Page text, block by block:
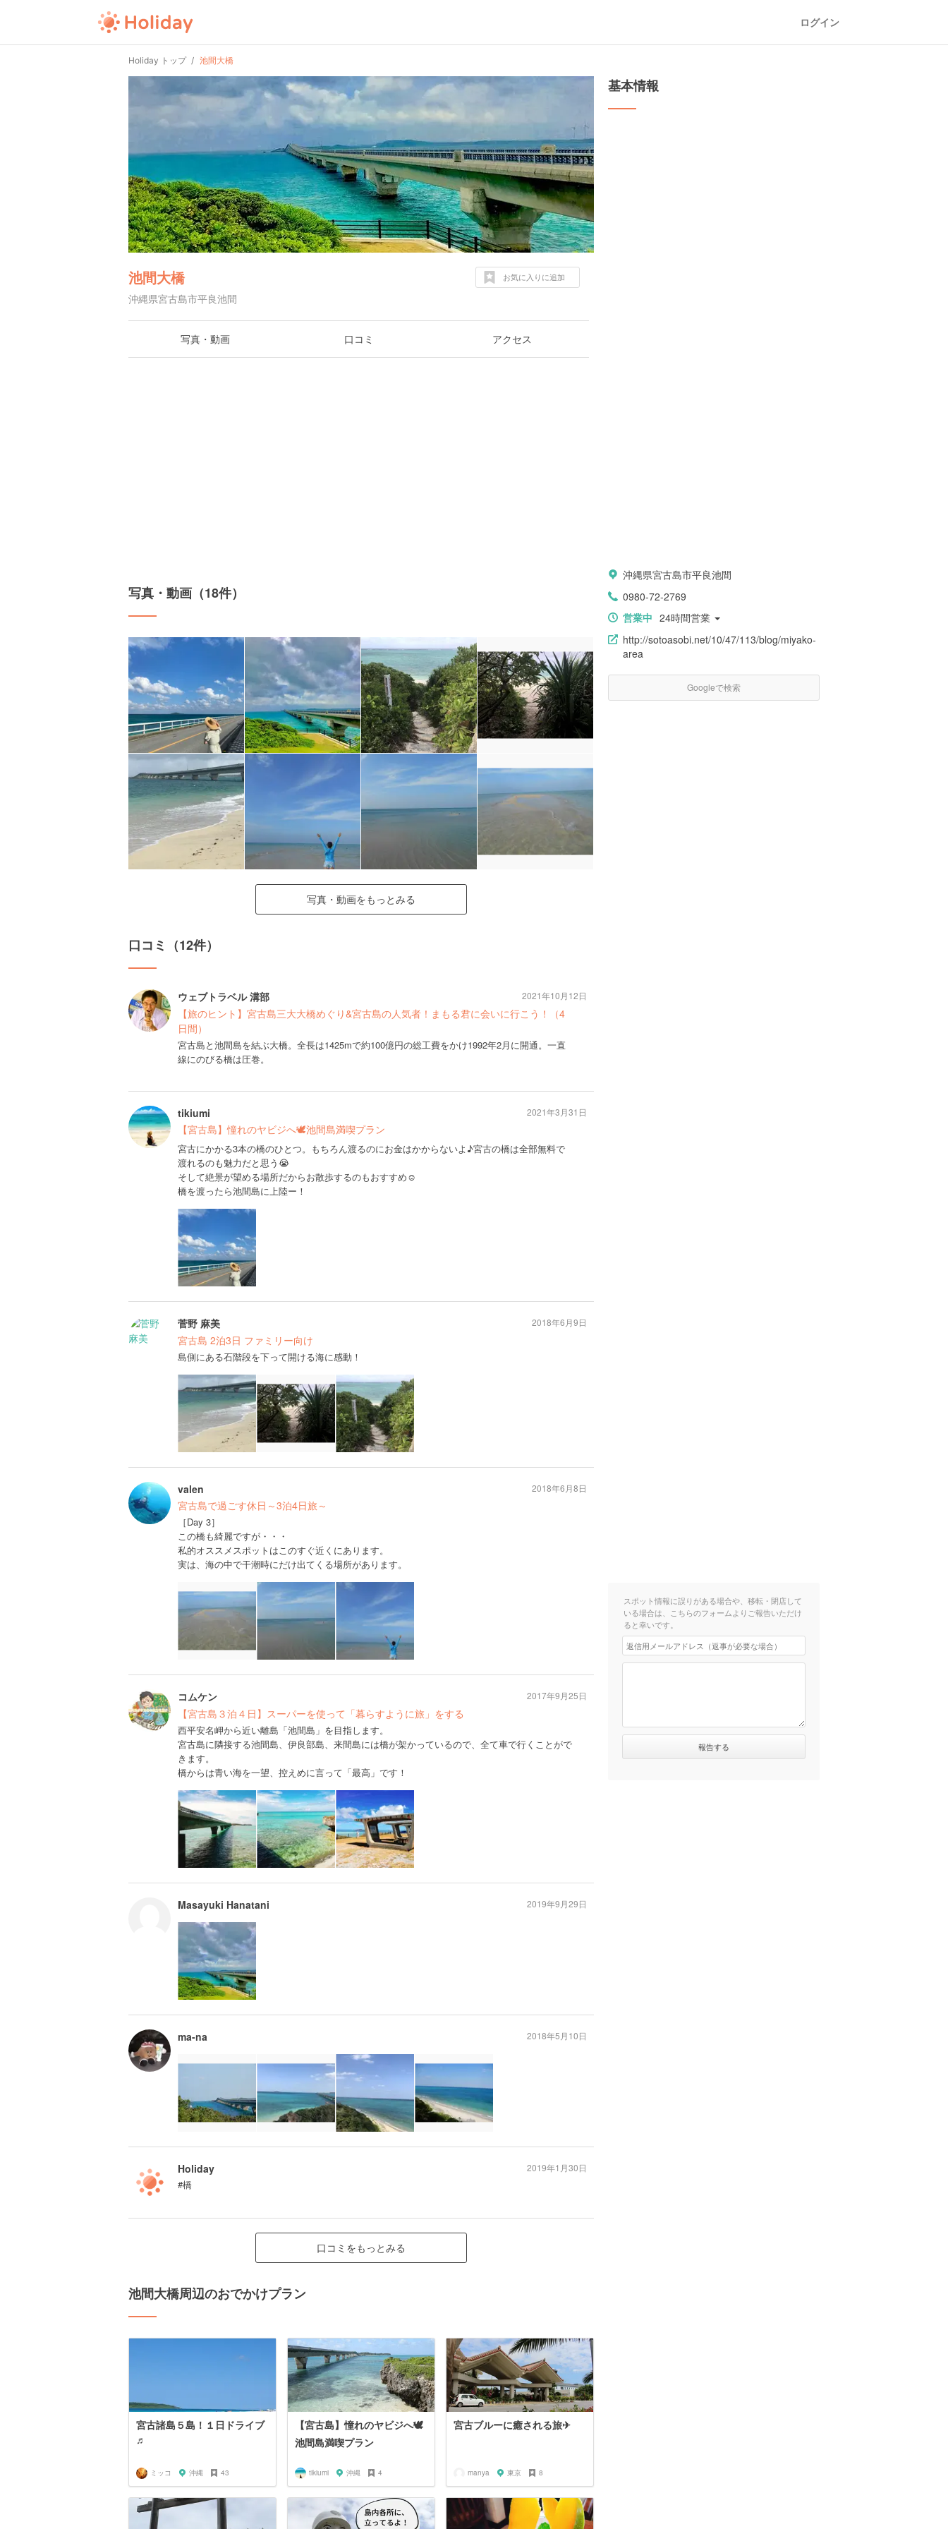
ログイン
Holiday トップ 池間大橋
池間大橋
沖縄県宮古島市平良池間
お気に入りに追加
写真・動画 口コミ アクセス
写真・動画（18件）
写真・動画をもっとみる
口コミ（12件）
ウェブトラベル 溝部
【旅のヒント】宮古島三大大橋めぐり&宮古島の人気者！まもる君に会いに行こう！（4
日間）
宮古島と池間島を結ぶ大橋。全長は1425mで約100億円の総工費をかけ1992年2月に開通。一直
線にのびる橋は圧巻。
2021年10月12日
tikiumi
【宮古島】憧れのヤビジへ🕊池間島満喫プラン
宮古にかかる3本の橋のひとつ。もちろん渡るのにお金はかからないよ♪宮古の橋は全部無料で
渡れるのも魅力だと思う😭
そして絶景が望める場所だからお散歩するのもおすすめ☺️
橋を渡ったら池間島に上陸ー！
2021年3月31日
菅野 麻美
宮古島 2泊3日 ファミリー向け
島側にある石階段を下って開ける海に感動！
2018年6月9日
valen
宮古島で過ごす休日～3泊4日旅～
［Day 3］
この橋も綺麗ですが・・・
私的オススメスポットはこのすぐ近くにあります。
実は、海の中で干潮時にだけ出てくる場所があります。
2018年6月8日
コムケン
【宮古島３泊４日】スーパーを使って「暮らすように旅」をする
西平安名岬から近い離島「池間島」を目指します。
宮古島に隣接する池間島、伊良部島、来間島には橋が架かっているので、全て車で行くことがで
きます。
橋からは青い海を一望、控えめに言って「最高」です！
2017年9月25日
Masayuki Hanatani 2019年9月29日
ma-na 2018年5月10日
Holiday
#橋
2019年1月30日
口コミをもっとみる
池間大橋周辺のおでかけプラン
宮古諸島５島！１日ドライブ
♬
ミッコ 沖縄 43
【宮古島】憧れのヤビジへ🕊
池間島満喫プラン
tikiumi 沖縄 4
宮古ブルーに癒される旅✈︎
manya 東京 8
基本情報
沖縄県宮古島市平良池間
0980-72-2769
営業中 24時間営業
http://sotoasobi.net/10/47/113/blog/miyako-
area
Googleで検索
スポット情報に誤りがある場合や、移転・閉店して
いる場合は、こちらのフォームよりご報告いただけ
ると幸いです。